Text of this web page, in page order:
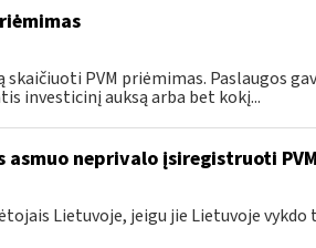
PVM priėmimas. Paslaugos
investicinį auksą arba bet kokį...
neprivalo įsiregistruoti
Lietuvoje, jeigu jie Lietuvoje